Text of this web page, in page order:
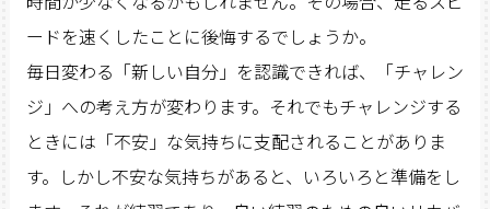
ードを速くしたことに後悔するでしょうか。
毎日変わる「新しい自分」を認識できれば、「チャレン
ジ」への考え方が変わります。それでもチャレンジする
ときには「不安」な気持ちに支配されることがありま
す。しかし不安な気持ちがあると、いろいろと準備をし